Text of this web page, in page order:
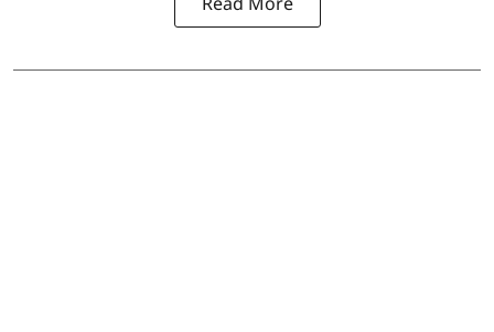
Read More